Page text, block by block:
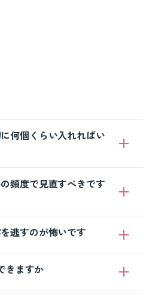
何個くらい入れればい
のない語句を先回りで入れておくだ
せます。あとは月1回、検索語句レ
。
頻度で見直すべきです
ません。検索語句レポートで「クリ
し、除外を追加する。この習慣を3
逃すのが怖いです
い」と確認してから除外しましょ
にし、部分一致は本当に不要な単語
きますか